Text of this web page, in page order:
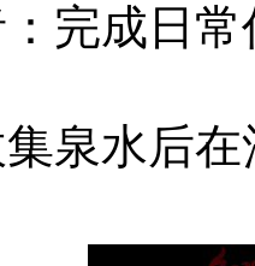
完成日
泉水后